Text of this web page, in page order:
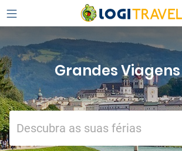
Grandes
Descubra as suas férias